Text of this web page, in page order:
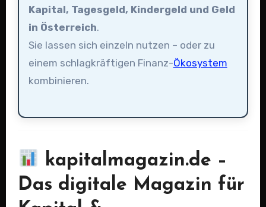
Kapital, Tagesgeld, Kindergeld und Geld
in Österreich.
Sie lassen sich einzeln nutzen – oder zu
einem schlagkräftigen Finanz-Ökosystem
kombinieren.
kapitalmagazin.de –
Das digitale Magazin für